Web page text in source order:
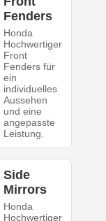
Fenders
Honda
Hochwertiger
Front
Fenders für
ein
individuelles
Aussehen
und eine
angepasste
Leistung.
Side
Mirrors
Honda
Hochwertiger